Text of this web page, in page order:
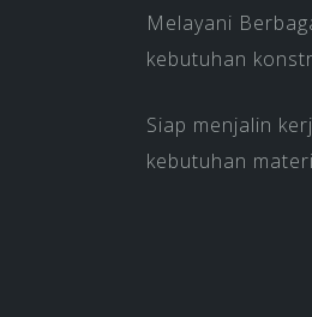
Melayani
kebutuhan
Siap menjalin
kebutuhan